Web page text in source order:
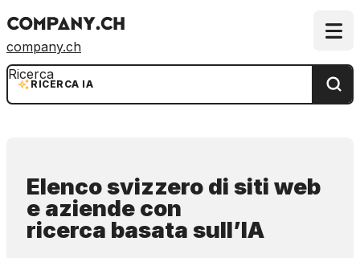
company.ch
RICERCA IA
Ricerca
Elenco svizzero di siti web
e aziende con
ricerca basata sull’IA